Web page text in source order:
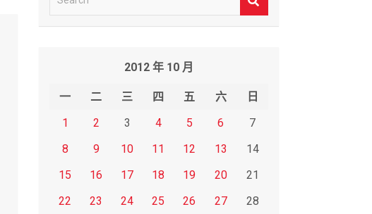
e
2012 年 10 月
一 二 三 四 五 六
日
1
2 3 4 5 6
7
8
9 10 11 12 13
14
15
16 17 18 19 20
21
22
23 24 25 26 27
28